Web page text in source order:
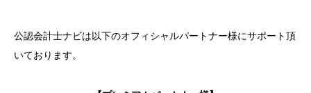
公認会計士ナビは以下のオフィシャルパートナー様にサポート頂
いております。